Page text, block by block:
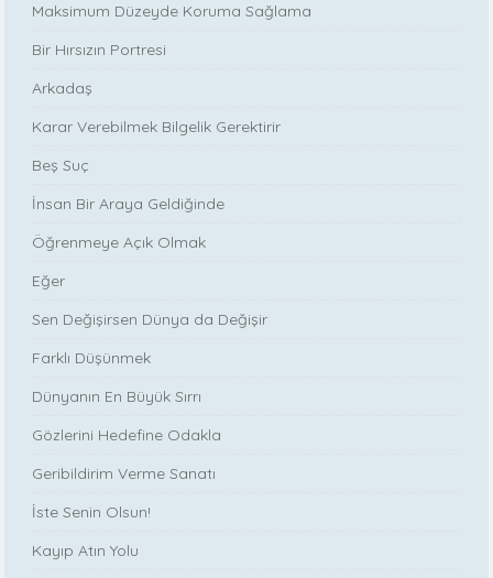
Maksimum Düzeyde Koruma Sağlama
Bir Hırsızın Portresi
Arkadaş
Karar Verebilmek Bilgelik Gerektirir
Beş Suç
İnsan Bir Araya Geldiğinde
Öğrenmeye Açık Olmak
Eğer
Sen Değişirsen Dünya da Değişir
Farklı Düşünmek
Dünyanın En Büyük Sırrı
Gözlerini Hedefine Odakla
Geribildirim Verme Sanatı
İste Senin Olsun!
Kayıp Atın Yolu